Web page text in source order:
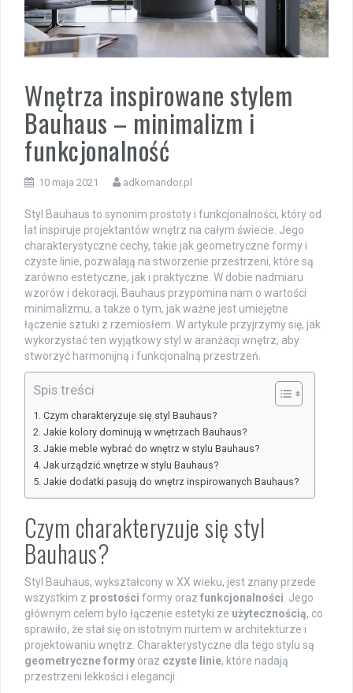
Wnętrza inspirowane stylem
Bauhaus – minimalizm i
funkcjonalność
10 maja 2021 adkomandor.pl
Styl Bauhaus to synonim prostoty i funkcjonalności, który od
lat inspiruje projektantów wnętrz na całym świecie. Jego
charakterystyczne cechy, takie jak geometryczne formy i
czyste linie, pozwalają na stworzenie przestrzeni, które są
zarówno estetyczne, jak i praktyczne. W dobie nadmiaru
wzorów i dekoracji, Bauhaus przypomina nam o wartości
minimalizmu, a także o tym, jak ważne jest umiejętne
łączenie sztuki z rzemiosłem. W artykule przyjrzymy się, jak
wykorzystać ten wyjątkowy styl w aranżacji wnętrz, aby
stworzyć harmonijną i funkcjonalną przestrzeń.
Spis treści
Czym charakteryzuje się styl Bauhaus?
Jakie kolory dominują w wnętrzach Bauhaus?
Jakie meble wybrać do wnętrz w stylu Bauhaus?
Jak urządzić wnętrze w stylu Bauhaus?
Jakie dodatki pasują do wnętrz inspirowanych Bauhaus?
Czym charakteryzuje się styl
Bauhaus?
Styl Bauhaus, wykształcony w XX wieku, jest znany przede
wszystkim z prostości formy oraz funkcjonalności. Jego
głównym celem było łączenie estetyki ze użytecznością, co
sprawiło, że stał się on istotnym nurtem w architekturze i
projektowaniu wnętrz. Charakterystyczne dla tego stylu są
geometryczne formy oraz czyste linie, które nadają
przestrzeni lekkości i elegancji.